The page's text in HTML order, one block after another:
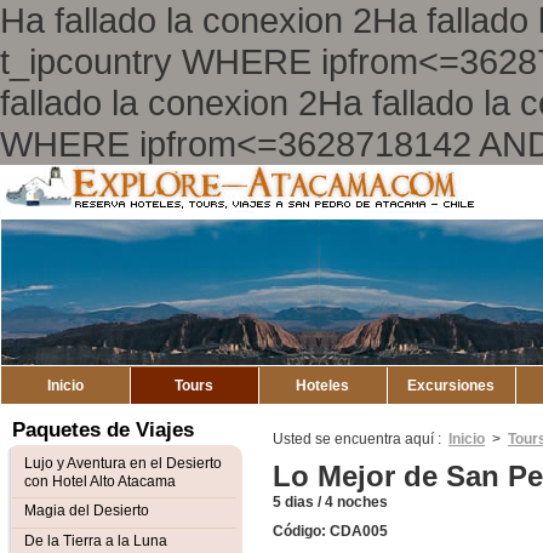
Ha fallado la conexion 2Ha
t_ipcountry WHERE
fallado la conexion 2Ha fallado la
WHERE ipfrom<=3628718142
Inicio Tours Hoteles Excursiones
Usted se encuentra aquí : Inicio >
Lo Mejor de San
5 dias / 4 noches
Código: CDA005
Paquetes de Viajes
Lujo y Aventura en el Desierto
con Hotel Alto Atacama
Magia del Desierto
De la Tierra a la Luna